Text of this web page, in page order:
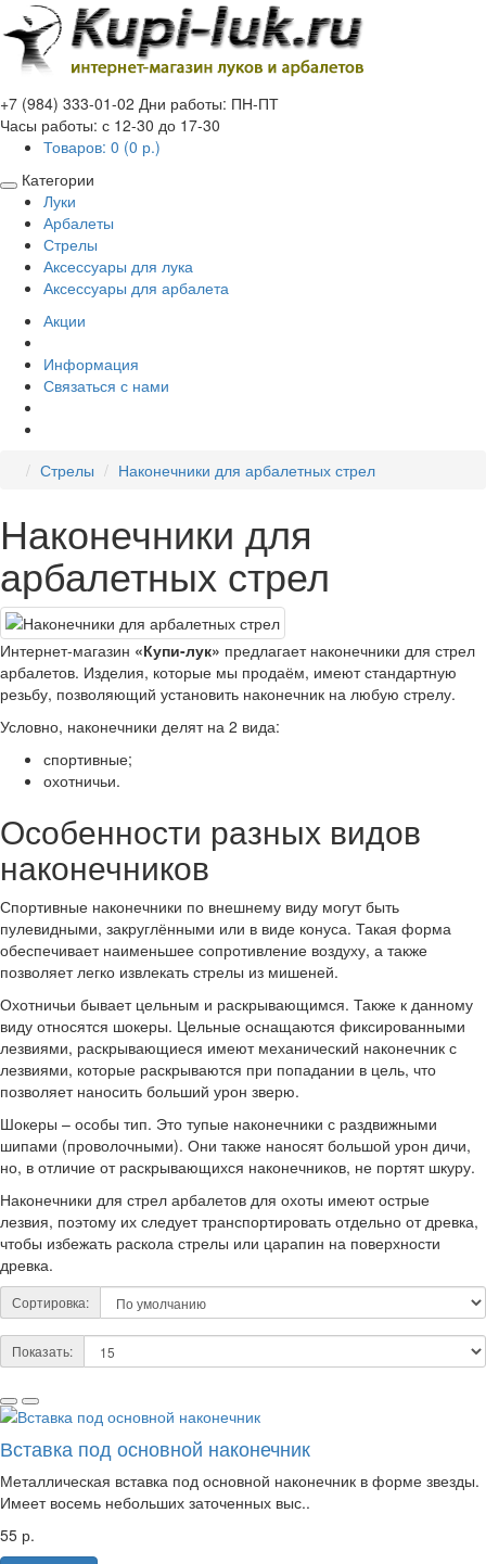
+7 (984) 333-01-02 Дни работы: ПН-ПТ
Часы работы: с 12-30 до 17-30
Товаров: 0 (0 р.)
Категории
Луки
Арбалеты
Стрелы
Аксессуары для лука
Аксессуары для арбалета
Акции
Информация
Связаться с нами
Стрелы Наконечники для арбалетных стрел
Наконечники для
арбалетных стрел
Интернет-магазин «Купи-лук» предлагает наконечники для стрел
арбалетов. Изделия, которые мы продаём, имеют стандартную
резьбу, позволяющий установить наконечник на любую стрелу.
Условно, наконечники делят на 2 вида:
спортивные;
охотничьи.
Особенности разных видов
наконечников
Спортивные наконечники по внешнему виду могут быть
пулевидными, закруглёнными или в виде конуса. Такая форма
обеспечивает наименьшее сопротивление воздуху, а также
позволяет легко извлекать стрелы из мишеней.
Охотничьи бывает цельным и раскрывающимся. Также к данному
виду относятся шокеры. Цельные оснащаются фиксированными
лезвиями, раскрывающиеся имеют механический наконечник с
лезвиями, которые раскрываются при попадании в цель, что
позволяет наносить больший урон зверю.
Шокеры – особы тип. Это тупые наконечники с раздвижными
шипами (проволочными). Они также наносят большой урон дичи,
но, в отличие от раскрывающихся наконечников, не портят шкуру.
Наконечники для стрел арбалетов для охоты имеют острые
лезвия, поэтому их следует транспортировать отдельно от древка,
чтобы избежать раскола стрелы или царапин на поверхности
древка.
Сортировка:
Показать:
Вставка под основной наконечник
Металлическая вставка под основной наконечник в форме звезды.
Имеет восемь небольших заточенных выс..
55 р.